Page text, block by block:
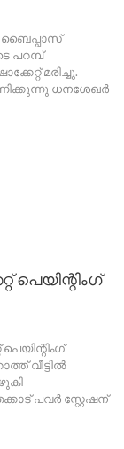
ബൈപ്പാസ്
പറമ്പ്
മരിച്ചു.
ധനശേഖർ
പെയിന്റിംഗ്
വീട്ടിൽ
പവർ സ്റ്റേഷന്